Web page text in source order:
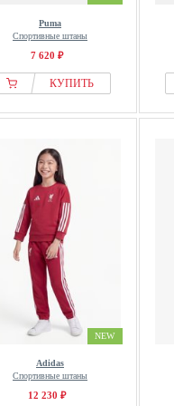
Puma
Спортивные штаны
7 620 ₽
КУПИТЬ
NEW
Adidas
Спортивные штаны
12 230 ₽